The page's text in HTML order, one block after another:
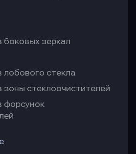
боковых зеркал
лобового стекла
зоны стеклоочистителей
форсунок